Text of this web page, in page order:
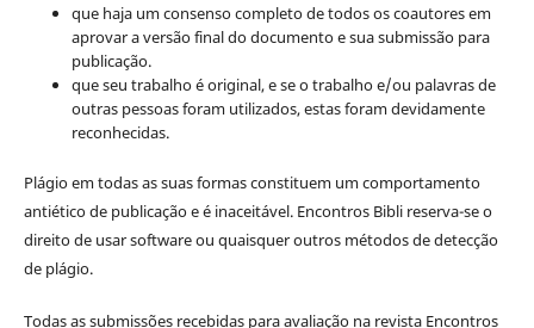
que haja um consenso completo de todos os coautores em
aprovar a versão final do documento e sua submissão para
publicação.
que seu trabalho é original, e se o trabalho e/ou palavras de
outras pessoas foram utilizados, estas foram devidamente
reconhecidas.
Plágio em todas as suas formas constituem um comportamento
antiético de publicação e é inaceitável. Encontros Bibli reserva-se o
direito de usar software ou quaisquer outros métodos de detecção
de plágio.
Todas as submissões recebidas para avaliação na revista Encontros